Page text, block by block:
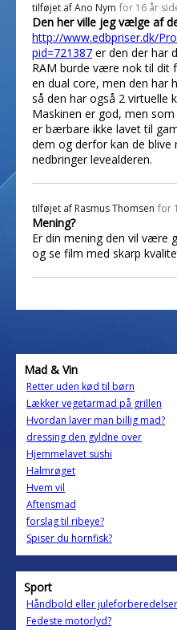
tilføjet afAno Nym for 16 år
Den her ville jeg vælge af
http://www.edbpriser.dk/
pid=721387 er den der har
RAM burde være nok til dit
en dual core, men den har
så den har også 2 virtuelle
Maskinen er god, men
er bærbare ikke lavet til
dem og derfor kan de blive
nedbringer levealderen.
tilføjet af Rasmus Thomsen for
Mening?
Er din mening den vil være
og se film med skarp
Mad & Vin
Retter uden kød til børn
Lækker vegetarmad på grillen
Hvordan laver man billig mad?
dressing den gyldne over
Hjemmelavet sushi
Halmrøget
Hvem vil
Aftensmad
forslag til ribeye?
Spiser du hornfisk?
Sport
Håndbold eller
Fedeste motorlyd?